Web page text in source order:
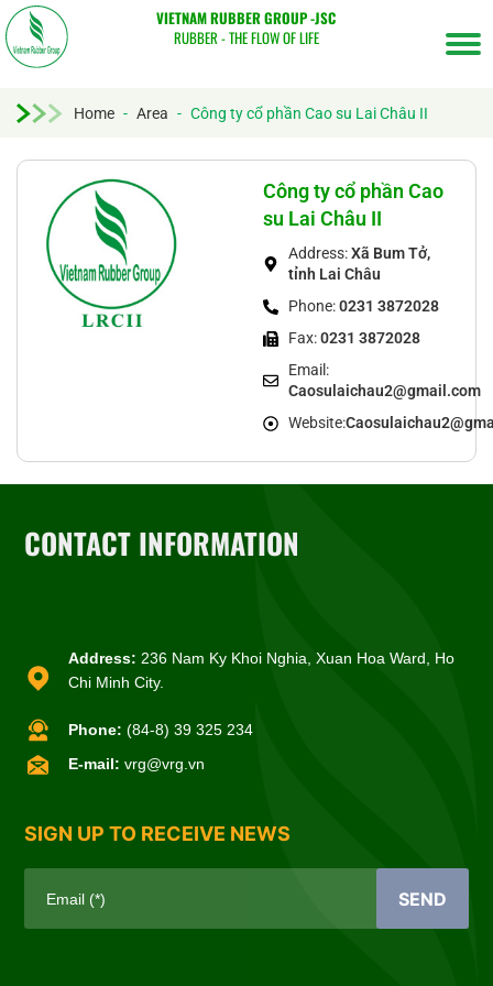
VIETNAM RUBBER GROUP -JSC
RUBBER - THE FLOW OF LIFE
Home - Area - Công ty cổ phần Cao su Lai Châu II
Công ty cổ phần Cao
su Lai Châu II
Address:Xã Bum Tở,
tỉnh Lai Châu
Phone:0231 3872028
Fax:0231 3872028
Email:
Caosulaichau2@gmail.com
Website:
CONTACT INFORMATION
Address: 236 Nam Ky Khoi Nghia, Xuan Hoa Ward, Ho
Chi Minh City.
Phone: (84-8) 39 325 234
E-mail: vrg@vrg.vn
SIGN UP TO RECEIVE NEWS
Email (*) SEND
kiếm...